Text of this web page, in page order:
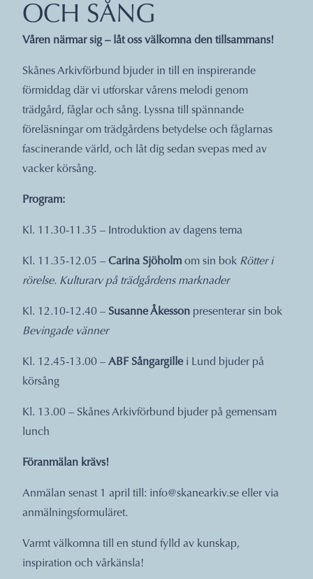
OCH SÅNG
Våren närmar sig – låt oss välkomna den tillsammans!
Skånes Arkivförbund bjuder in till en inspirerande
förmiddag där vi utforskar vårens melodi genom
trädgård, fåglar och sång. Lyssna till spännande
föreläsningar om trädgårdens betydelse och fåglarnas
fascinerande värld, och låt dig sedan svepas med av
vacker körsång.
Program:
Kl. 11.30-11.35 – Introduktion av dagens tema
Kl. 11.35-12.05 – Carina Sjöholm om sin bok Rötter i
rörelse. Kulturarv på trädgårdens marknader
Kl. 12.10-12.40 – Susanne Åkesson presenterar sin bok
Bevingade vänner
Kl. 12.45-13.00 – ABF Sångargillei Lund bjuder på
körsång
Kl. 13.00 – Skånes Arkivförbund bjuder på gemensam
lunch
Föranmälan krävs!
Anmälan senast 1 april till: info@skanearkiv.se eller via
anmälningsformuläret.
Varmt välkomna till en stund fylld av kunskap,
inspiration och vårkänsla!